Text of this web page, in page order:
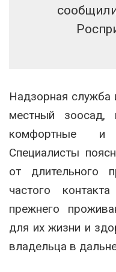
Надзорная служба
местный зоосад,
комфортные и
Специалисты
от длительного
частого
прежнего
для их жизни и
владельца в